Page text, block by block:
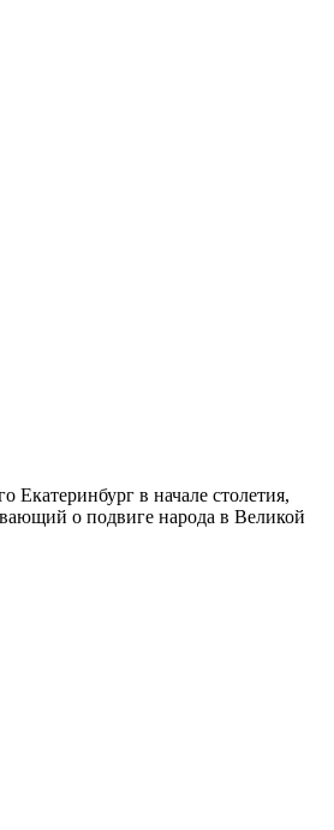
Екатеринбург в начале столетия,
о подвиге народа в Великой